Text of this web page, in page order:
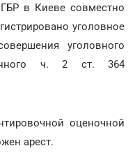
в Киеве совместно
уголовное
уголовного
ч. 2 ст. 364
оценочной
арест.